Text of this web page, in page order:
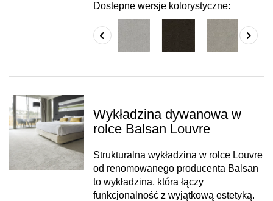
Dostepne wersje kolorystyczne:
Wykładzina dywanowa w
rolce Balsan Louvre
Strukturalna wykładzina w rolce Louvre
od renomowanego producenta Balsan
to wykładzina, która łączy
funkcjonalność z wyjątkową estetyką.